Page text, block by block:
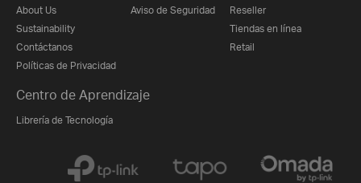
About Us
Sustainability
Contáctanos
Políticas de Privacidad
Aviso de Seguridad
Reseller
Tiendas en línea
Retail
Centro de Aprendizaje
Librería de Tecnología